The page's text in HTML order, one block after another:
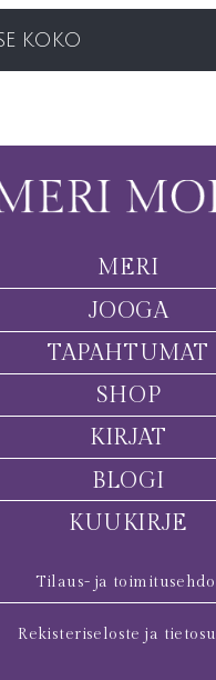
KOKO
MERI
JOOGA
TAPAHTUMAT
SHOP
KIRJAT
BLOGI
KUUKIRJE
Tilaus- ja
Rekisteriseloste ja